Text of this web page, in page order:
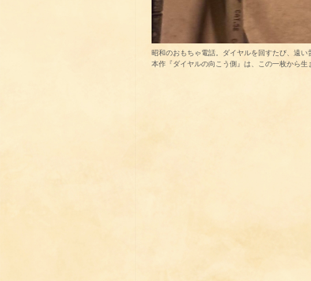
昭和のおもちゃ電話。ダイヤルを回すたび、遠い
本作『ダイヤルの向こう側』は、この一枚から生